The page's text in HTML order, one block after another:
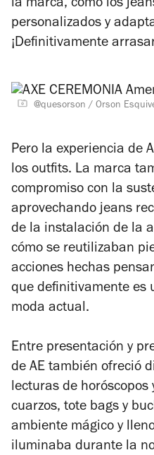
la marca, como los
personalizados y
¡Definitivamente
@quesorson / Orson
Pero la experiencia de
los outfits. La marca
compromiso con la
aprovechando jeans
de la instalación de la
cómo se reutilizaban
acciones hechas
que definitivamente es
moda actual.
Entre presentación y
de AE también ofreció
lecturas de horóscopos
cuarzos, tote bags y
ambiente mágico y
iluminaba durante la